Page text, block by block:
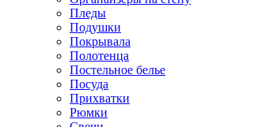
Пледы
Подушки
Покрывала
Полотенца
Постельное белье
Посуда
Прихватки
Рюмки